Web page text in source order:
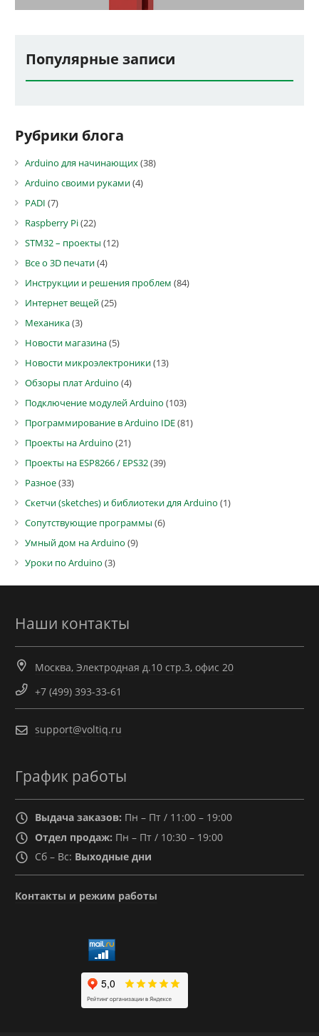
Популярные записи
Рубрики блога
Arduino для начинающих(38)
Arduino своими руками(4)
PADI (7)
Raspberry Pi(22)
STM32 – проекты (12)
Все о 3D печати(4)
Инструкции и решения проблем (84)
Интернет вещей(25)
Механика(3)
Новости магазина(5)
Новости микроэлектроники(13)
Обзоры плат Arduino (4)
Подключение модулей Arduino (103)
Программирование в Arduino IDE(81)
Проекты на Arduino (21)
Проекты на ESP8266 / EPS32(39)
Разное(33)
Скетчи (sketches) и библиотеки для Arduino (1)
Сопутствующие программы (6)
Умный дом на Arduino (9)
Уроки по Arduino (3)
Наши контакты
Москва, Электродная д.10 стр.3, офис 20
+7 (499) 393-33-61
support@voltiq.ru
График работы
Выдача заказов: Пн – Пт / 11:00 – 19:00
Отдел продаж: Пн – Пт / 10:30 – 19:00
Сб – Вс: Выходные дни
Контакты и режим работы